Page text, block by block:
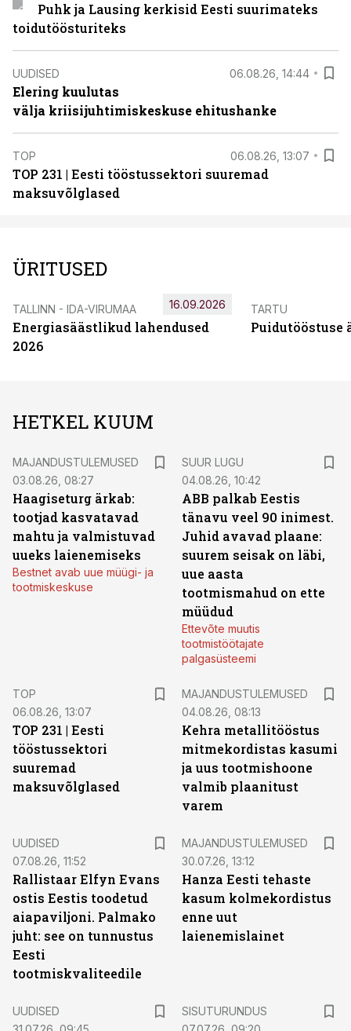
Puhk ja Lausing kerkisid Eesti suurimateks
toidutöösturiteks
UUDISED 06.08.26, 14:44
Elering kuulutas
välja kriisijuhtimiskeskuse ehitushanke
TOP 06.08.26, 13:07
TOP 231 | Eesti tööstussektori suuremad
maksuvõlglased
ÜRITUSED
TALLINN - IDA-VIRUMAA
Energiasäästlikud lahendused
2026
16.09.2026 TARTU
Puidutööstuse
HETKEL KUUM
MAJANDUSTULEMUSED
03.08.26, 08:27
Haagiseturg ärkab:
tootjad kasvatavad
mahtu ja valmistuvad
uueks laienemiseks
Bestnet avab uue müügi- ja
tootmiskeskuse
SUUR LUGU
04.08.26, 10:42
ABB palkab Eestis
tänavu veel 90 inimest.
Juhid avavad plaane:
suurem seisak on läbi,
uue aasta
tootmismahud on ette
müüdud
Ettevõte muutis
tootmistöötajate
palgasüsteemi
TOP
06.08.26, 13:07
TOP 231 | Eesti
tööstussektori
suuremad
maksuvõlglased
MAJANDUSTULEMUSED
04.08.26, 08:13
Kehra metallitööstus
mitmekordistas kasumi
ja uus tootmishoone
valmib plaanitust
varem
UUDISED
07.08.26, 11:52
Rallistaar Elfyn Evans
ostis Eestis toodetud
aiapaviljoni. Palmako
juht: see on tunnustus
Eesti
tootmiskvaliteedile
MAJANDUSTULEMUSED
30.07.26, 13:12
Hanza Eesti tehaste
kasum kolmekordistus
enne uut
laienemislainet
UUDISED
SISUTURUNDUS